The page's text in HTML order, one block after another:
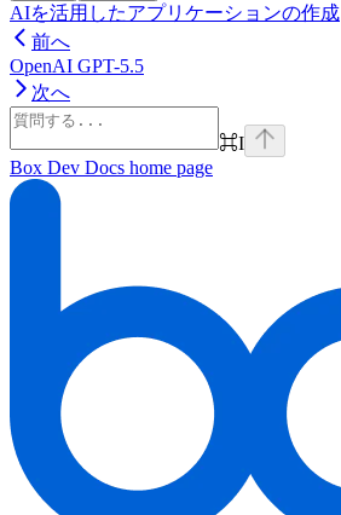
AIを活用したアプリケーションの作成
前へ
OpenAI GPT-5.5
次へ
⌘I
Box Dev Docs home page